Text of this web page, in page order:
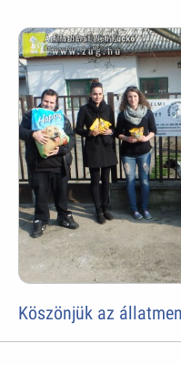
Köszönjük az